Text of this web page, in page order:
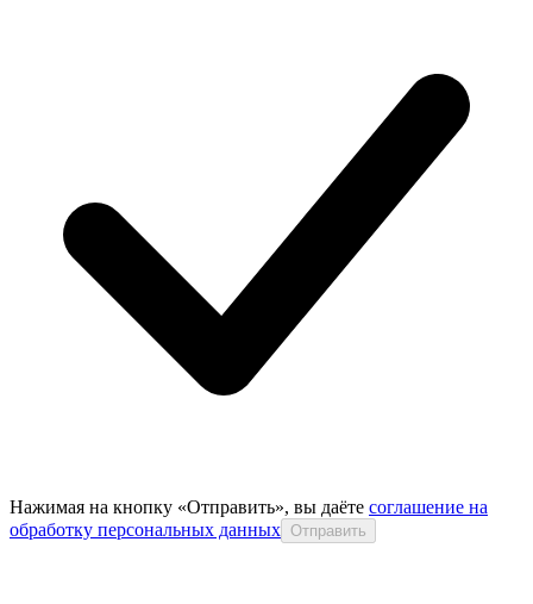
Нажимая на кнопку «Отправить», вы даёте соглашение на
обработку персональных данных Отправить